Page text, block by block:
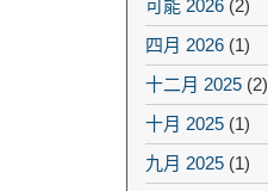
可能 2026 (2)
四月 2026 (1)
十二月 2025 (2)
十月 2025 (1)
九月 2025 (1)